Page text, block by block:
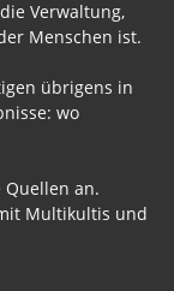
Verwaltung,
Menschen ist.
übrigens in
wo
an.
Multikultis und